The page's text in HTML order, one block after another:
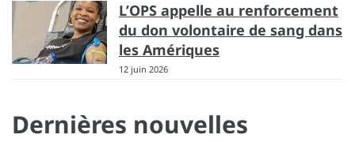
L’OPS appelle au renforcement
du don volontaire de sang dans
les Amériques
12 juin 2026
Dernières nouvelles